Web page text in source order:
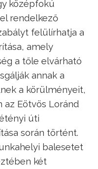
középfokú
rendelkező
felülírhatja a
amely
a tőle elvárható
annak a
a körülményeit,
az Eötvös Loránd
úti
során történt.
balesetet
két